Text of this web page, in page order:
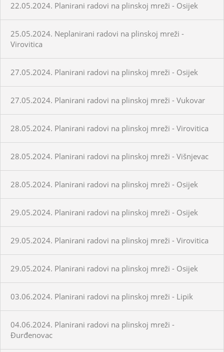
22.05.2024. Planirani radovi na plinskoj mreži - Osijek
25.05.2024. Neplanirani radovi na plinskoj mreži -
Virovitica
27.05.2024. Planirani radovi na plinskoj mreži - Osijek
27.05.2024. Planirani radovi na plinskoj mreži - Vukovar
28.05.2024. Planirani radovi na plinskoj mreži - Virovitica
28.05.2024. Planirani radovi na plinskoj mreži - Višnjevac
28.05.2024. Planirani radovi na plinskoj mreži - Osijek
29.05.2024. Planirani radovi na plinskoj mreži - Osijek
29.05.2024. Planirani radovi na plinskoj mreži - Virovitica
29.05.2024. Planirani radovi na plinskoj mreži - Osijek
03.06.2024. Planirani radovi na plinskoj mreži - Lipik
04.06.2024. Planirani radovi na plinskoj mreži -
Đurđenovac